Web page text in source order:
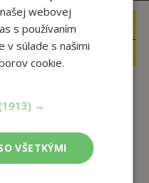
Spojovačky -
autor neuvedený
webovej
s používaním
v súlade s našimi
cookie.
→
VŠETKÝMI